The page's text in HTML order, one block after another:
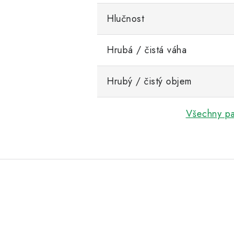
Hlučnost
Hrubá / čistá váha
Hrubý / čistý objem
Všechny